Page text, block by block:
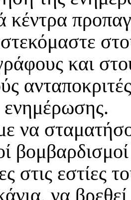
και
ενημέρωσης.
να
βομβαρδισμοί
στις εστίες
να